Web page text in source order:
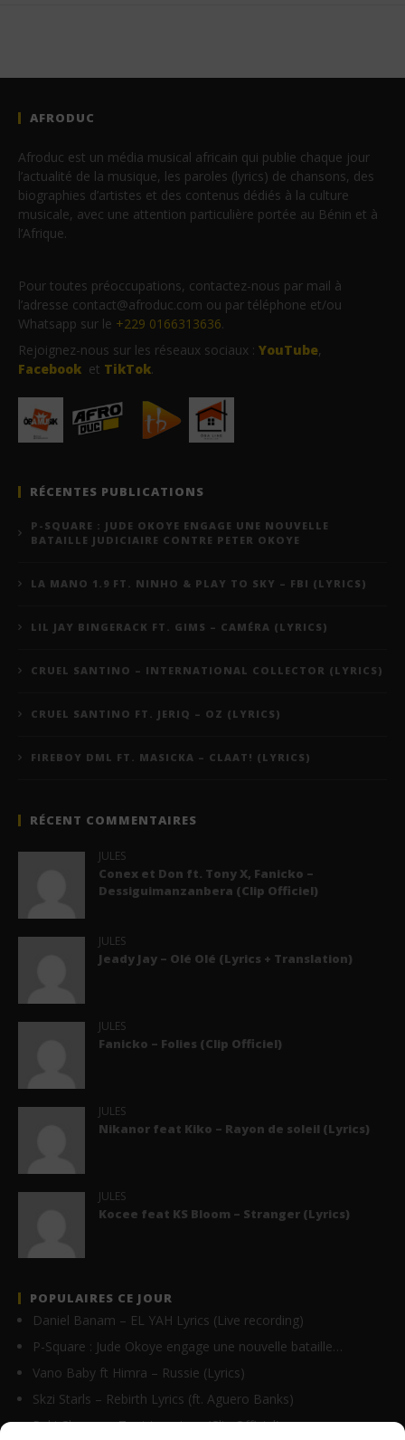
AFRODUC
Afroduc est un média musical africain qui publie chaque jour
l’actualité de la musique, les paroles (lyrics) de chansons, des
biographies d’artistes et des contenus dédiés à la culture
musicale, avec une attention particulière portée au Bénin et à
l’Afrique.
Pour toutes préoccupations, contactez-nous par mail à
l’adresse contact@afroduc.com ou par téléphone et/ou
Whatsapp sur le +229 0166313636.
Rejoignez-nous sur les réseaux sociaux : YouTube,
Facebook et TikTok.
RÉCENTES PUBLICATIONS
P-SQUARE : JUDE OKOYE ENGAGE UNE NOUVELLE
BATAILLE JUDICIAIRE CONTRE PETER OKOYE
LA MANO 1.9 FT. NINHO & PLAY TO SKY – FBI (LYRICS)
LIL JAY BINGERACK FT. GIMS – CAMÉRA (LYRICS)
CRUEL SANTINO – INTERNATIONAL COLLECTOR (LYRICS)
CRUEL SANTINO FT. JERIQ – OZ (LYRICS)
FIREBOY DML FT. MASICKA – CLAAT! (LYRICS)
RÉCENT COMMENTAIRES
JULES
Conex et Don ft. Tony X, Fanicko –
Dessiguimanzanbera (Clip Officiel)
JULES
Jeady Jay – Olé Olé (Lyrics + Translation)
JULES
Fanicko – Folies (Clip Officiel)
JULES
Nikanor feat Kiko – Rayon de soleil (Lyrics)
JULES
Kocee feat KS Bloom – Stranger (Lyrics)
POPULAIRES CE JOUR
Daniel Banam – EL YAH Lyrics (Live recording)
P-Square : Jude Okoye engage une nouvelle bataille…
Vano Baby ft Himra – Russie (Lyrics)
Skzi Starls – Rebirth Lyrics (ft. Aguero Banks)
Paki Chenzu – Tout ira mieux (Clip Officiel)